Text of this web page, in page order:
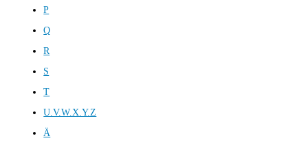
P
Q
R
S
T
U.V.W.X.Y.Z
Ä